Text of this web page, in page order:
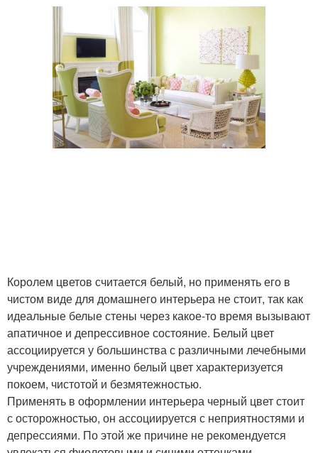
Королем цветов считается белый, но применять его в
чистом виде для домашнего интерьера не стоит, так как
идеальные белые стены через какое-то время вызывают
апатичное и депрессивное состояние. Белый цвет
ассоциируется у большинства с различными лечебными
учреждениями, именно белый цвет характеризуется
покоем, чистотой и безмятежностью.
Применять в оформлении интерьера черный цвет стоит
с осторожностью, он ассоциируется с неприятностями и
депрессиями. По этой же причине не рекомендуется